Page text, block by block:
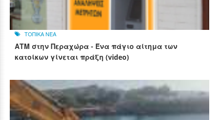
ΤΟΠΙΚΑ ΝΕΑ
ΑΤΜ στην Περαχώρα - Ένα πάγιο αίτημα των
κατοίκων γίνεται πράξη (video)